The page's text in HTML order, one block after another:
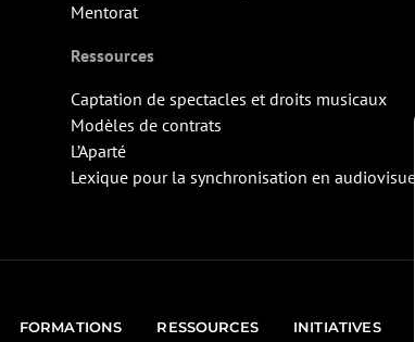
Mentorat
Ressources
Captation de spectacles et droits musicaux
Modèles de contrats
L’Aparté
Lexique pour la synchronisation en audiovisuel
FORMATIONS RESSOURCES INITIATIVES